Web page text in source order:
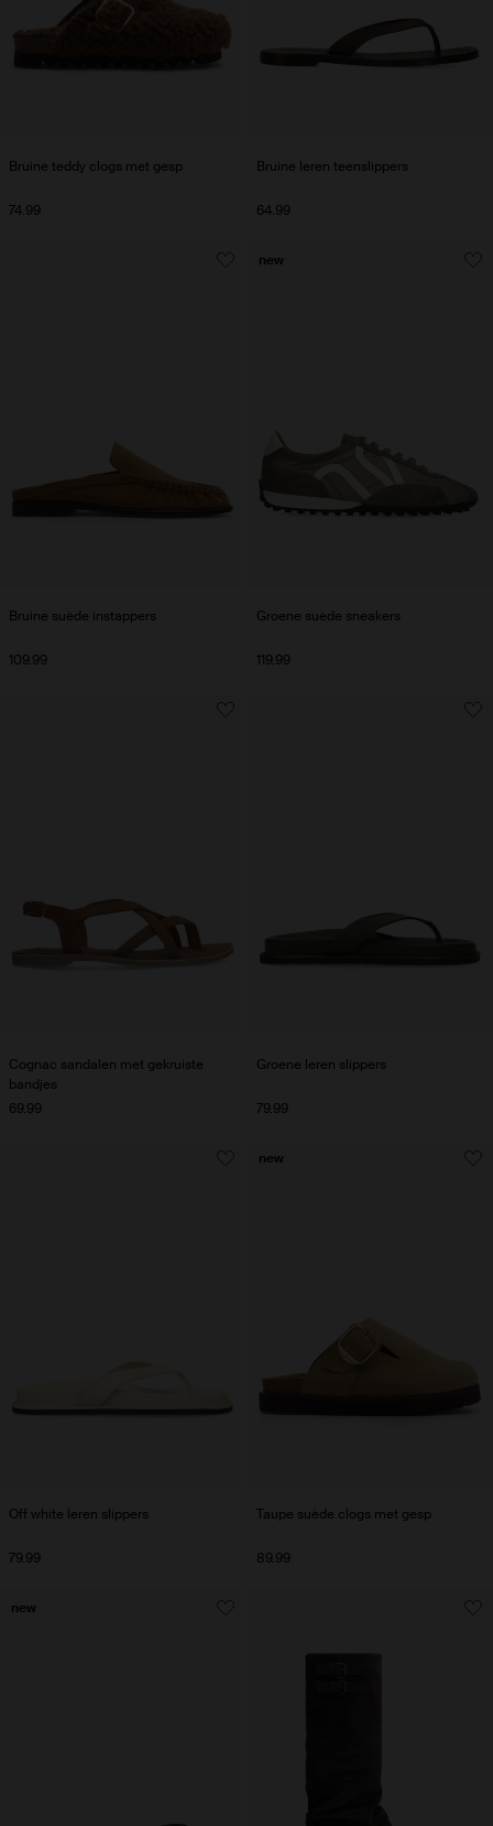
Bruine teddy clogs met gesp
74.99
Bruine leren teenslippers
64.99
Bruine suède instappers
109.99
Groene suède sneakers
119.99
new
Cognac sandalen met gekruiste
bandjes
69.99
Groene leren slippers
79.99
Off white leren slippers
79.99
Taupe suède clogs met gesp
89.99
new
new